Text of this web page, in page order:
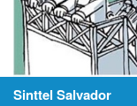
Sinttel Salvador